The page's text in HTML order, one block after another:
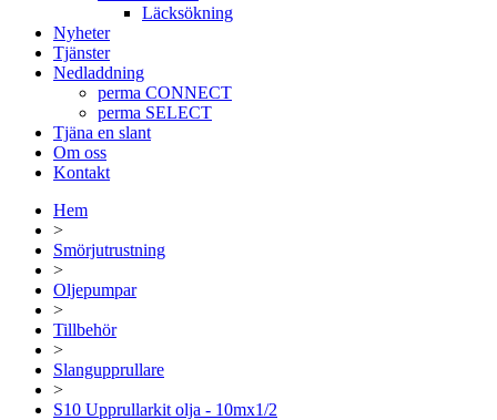
Läcksökning
Nyheter
Tjänster
Nedladdning
perma CONNECT
perma SELECT
Tjäna en slant
Om oss
Kontakt
Hem
>
Smörjutrustning
>
Oljepumpar
>
Tillbehör
>
Slangupprullare
>
S10 Upprullarkit olja - 10mx1/2